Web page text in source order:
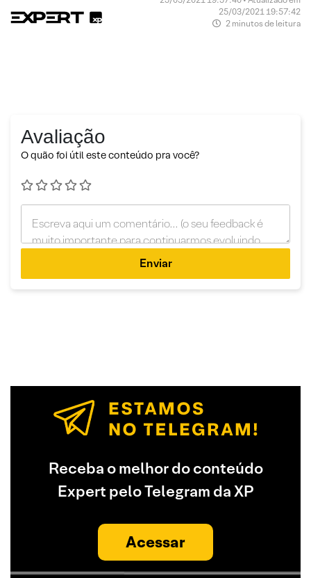
25/03/2021 19:57:42
2 minutos de leitura
Avaliação
O quão foi útil este conteúdo pra você?
Enviar
Receba o melhor do conteúdo
Expert pelo Telegram da XP
Acessar